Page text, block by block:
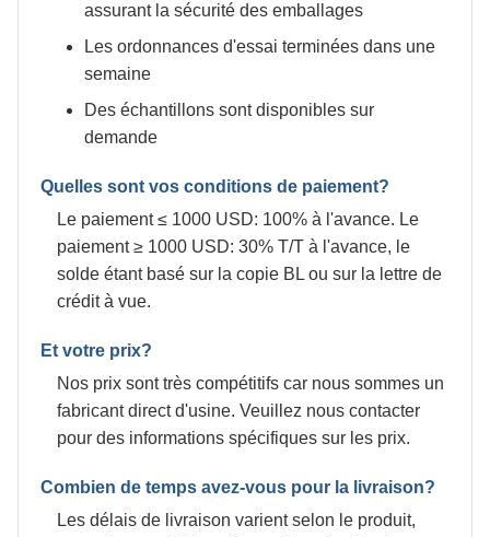
assurant la sécurité des emballages
Les ordonnances d'essai terminées dans une
semaine
Des échantillons sont disponibles sur
demande
Quelles sont vos conditions de paiement?
Le paiement ≤ 1000 USD: 100% à l'avance. Le
paiement ≥ 1000 USD: 30% T/T à l'avance, le
solde étant basé sur la copie BL ou sur la lettre de
crédit à vue.
Et votre prix?
Nos prix sont très compétitifs car nous sommes un
fabricant direct d'usine. Veuillez nous contacter
pour des informations spécifiques sur les prix.
Combien de temps avez-vous pour la livraison?
Les délais de livraison varient selon le produit,